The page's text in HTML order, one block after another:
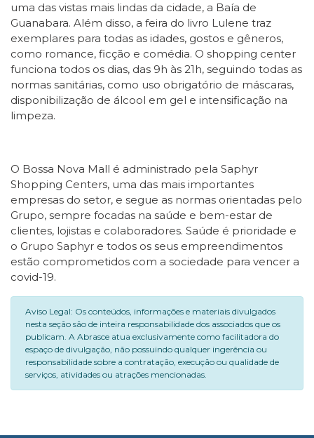
uma das vistas mais lindas da cidade, a Baía de
Guanabara. Além disso, a feira do livro Lulene traz
exemplares para todas as idades, gostos e gêneros,
como romance, ficção e comédia. O shopping center
funciona todos os dias, das 9h às 21h, seguindo todas as
normas sanitárias, como uso obrigatório de máscaras,
disponibilização de álcool em gel e intensificação na
limpeza.
O Bossa Nova Mall é administrado pela Saphyr
Shopping Centers, uma das mais importantes
empresas do setor, e segue as normas orientadas pelo
Grupo, sempre focadas na saúde e bem-estar de
clientes, lojistas e colaboradores. Saúde é prioridade e
o Grupo Saphyr e todos os seus empreendimentos
estão comprometidos com a sociedade para vencer a
covid-19.
Aviso Legal: Os conteúdos, informações e materiais divulgados
nesta seção são de inteira responsabilidade dos associados que os
publicam. A Abrasce atua exclusivamente como facilitadora do
espaço de divulgação, não possuindo qualquer ingerência ou
responsabilidade sobre a contratação, execução ou qualidade de
serviços, atividades ou atrações mencionadas.